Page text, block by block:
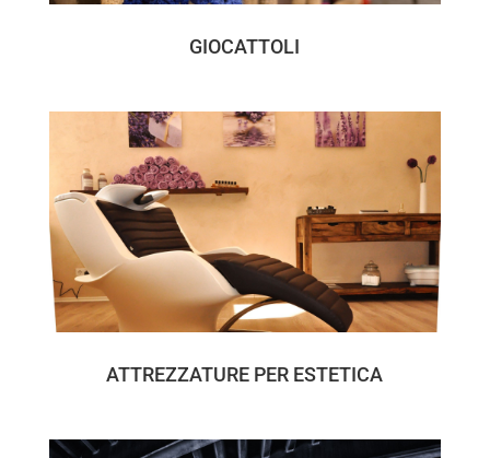
GIOCATTOLI
ATTREZZATURE PER ESTETICA